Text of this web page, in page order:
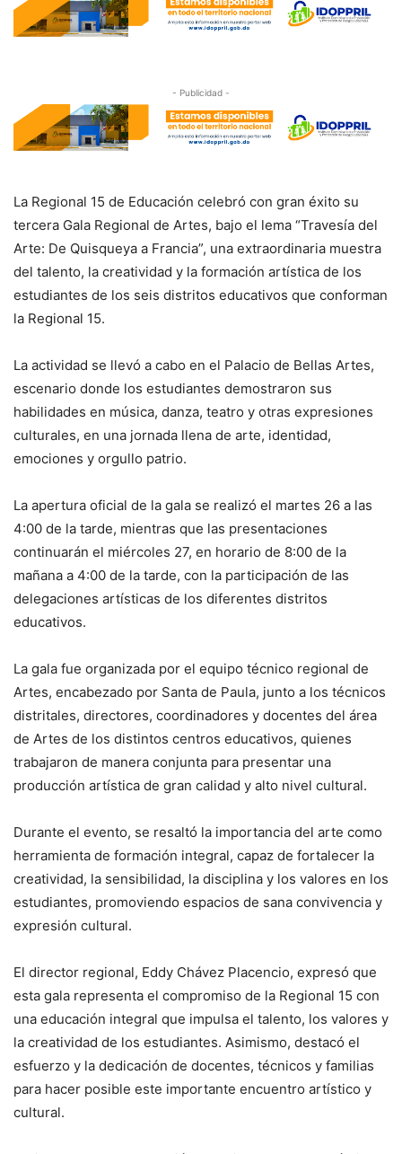
- Publicidad -
La Regional 15 de Educación celebró con gran éxito su
tercera Gala Regional de Artes, bajo el lema “Travesía del
Arte: De Quisqueya a Francia”, una extraordinaria muestra
del talento, la creatividad y la formación artística de los
estudiantes de los seis distritos educativos que conforman
la Regional 15.
La actividad se llevó a cabo en el Palacio de Bellas Artes,
escenario donde los estudiantes demostraron sus
habilidades en música, danza, teatro y otras expresiones
culturales, en una jornada llena de arte, identidad,
emociones y orgullo patrio.
La apertura oficial de la gala se realizó el martes 26 a las
4:00 de la tarde, mientras que las presentaciones
continuarán el miércoles 27, en horario de 8:00 de la
mañana a 4:00 de la tarde, con la participación de las
delegaciones artísticas de los diferentes distritos
educativos.
La gala fue organizada por el equipo técnico regional de
Artes, encabezado por Santa de Paula, junto a los técnicos
distritales, directores, coordinadores y docentes del área
de Artes de los distintos centros educativos, quienes
trabajaron de manera conjunta para presentar una
producción artística de gran calidad y alto nivel cultural.
Durante el evento, se resaltó la importancia del arte como
herramienta de formación integral, capaz de fortalecer la
creatividad, la sensibilidad, la disciplina y los valores en los
estudiantes, promoviendo espacios de sana convivencia y
expresión cultural.
El director regional, Eddy Chávez Placencio, expresó que
esta gala representa el compromiso de la Regional 15 con
una educación integral que impulsa el talento, los valores y
la creatividad de los estudiantes. Asimismo, destacó el
esfuerzo y la dedicación de docentes, técnicos y familias
para hacer posible este importante encuentro artístico y
cultural.